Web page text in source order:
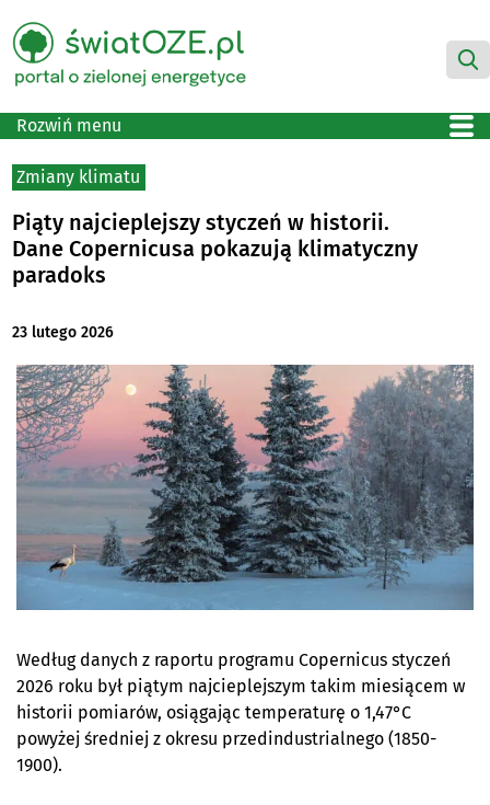
Rozwiń menu
Zmiany klimatu
Piąty najcieplejszy styczeń w historii.
Dane Copernicusa pokazują klimatyczny
paradoks
23 lutego 2026
Według danych z raportu programu Copernicus styczeń
2026 roku był piątym najcieplejszym takim miesiącem w
historii pomiarów, osiągając temperaturę o 1,47°C
powyżej średniej z okresu przedindustrialnego (1850-
1900).